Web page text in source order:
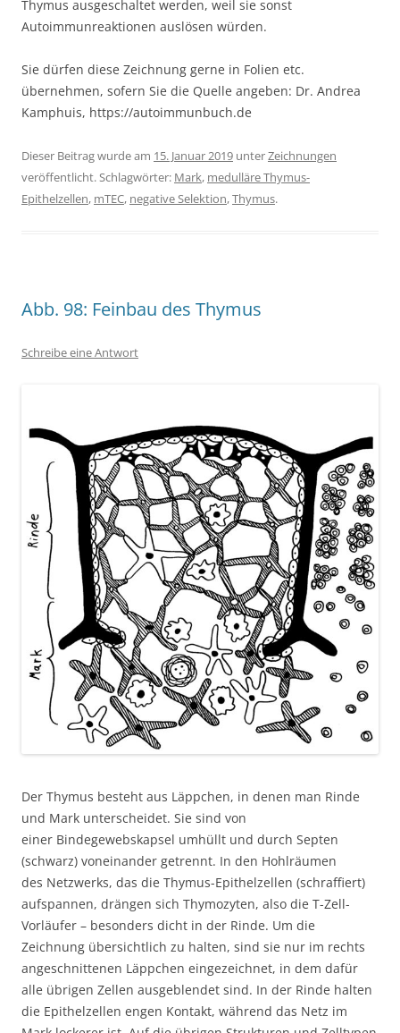
Thymus ausgeschaltet werden, weil sie sonst
Autoimmunreaktionen auslösen würden.
Sie dürfen diese Zeichnung gerne in Folien etc.
übernehmen, sofern Sie die Quelle angeben: Dr. Andrea
Kamphuis, https://autoimmunbuch.de
Dieser Beitrag wurde am 15. Januar 2019 unterZeichnungen
veröffentlicht. Schlagwörter: Mark, medulläre Thymus-
Epithelzellen, mTEC, negative Selektion,Thymus.
Abb. 98: Feinbau des Thymus
Schreibe eine Antwort
Der Thymus besteht aus Läppchen, in denen man Rinde
und Mark unterscheidet. Sie sind von
einer Bindegewebskapsel umhüllt und durch Septen
(schwarz) voneinander getrennt. In den Hohlräumen
des Netzwerks, das die Thymus-Epithelzellen (schraffiert)
aufspannen, drängen sich Thymozyten, also die T-Zell-
Vorläufer – besonders dicht in der Rinde. Um die
Zeichnung übersichtlich zu halten, sind sie nur im rechts
angeschnittenen Läppchen eingezeichnet, in dem dafür
alle übrigen Zellen ausgeblendet sind. In der Rinde halten
die Epithelzellen engen Kontakt, während das Netz im